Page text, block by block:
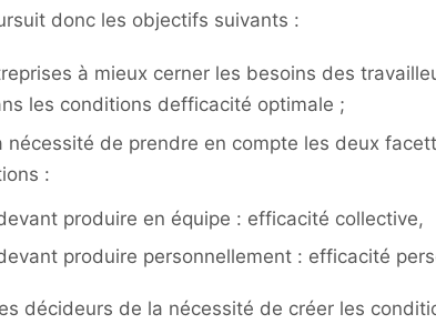
donc les objectifs suivants :
à mieux cerner les besoins des
les conditions defficacité optimale ;
nécessité de prendre en compte les deux
:
produire en équipe : efficacité collective,
produire personnellement : efficacité
décideurs de la nécessité de créer les